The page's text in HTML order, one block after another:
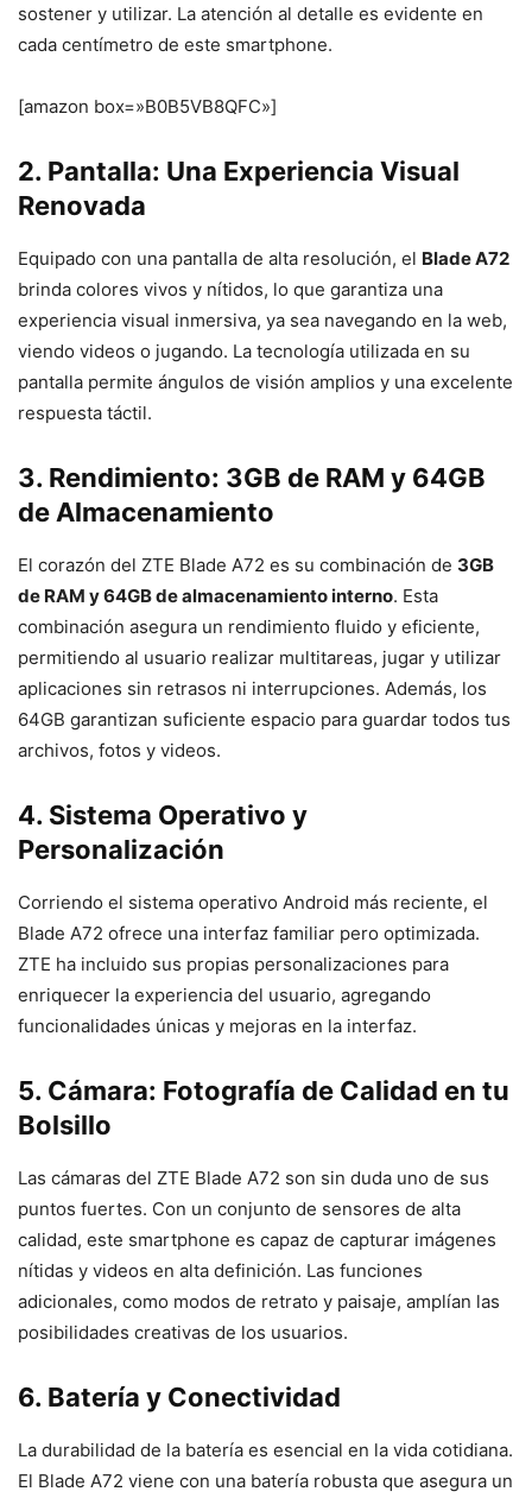
sostener y utilizar. La atención al detalle es evidente en
cada centímetro de este smartphone.
[amazon box=»B0B5VB8QFC»]
2. Pantalla: Una Experiencia Visual
Renovada
Equipado con una pantalla de alta resolución, el Blade A72
brinda colores vivos y nítidos, lo que garantiza una
experiencia visual inmersiva, ya sea navegando en la web,
viendo videos o jugando. La tecnología utilizada en su
pantalla permite ángulos de visión amplios y una excelente
respuesta táctil.
3. Rendimiento: 3GB de RAM y 64GB
de Almacenamiento
El corazón del ZTE Blade A72 es su combinación de 3GB
de RAM y 64GB de almacenamiento interno. Esta
combinación asegura un rendimiento fluido y eficiente,
permitiendo al usuario realizar multitareas, jugar y utilizar
aplicaciones sin retrasos ni interrupciones. Además, los
64GB garantizan suficiente espacio para guardar todos tus
archivos, fotos y videos.
4. Sistema Operativo y
Personalización
Corriendo el sistema operativo Android más reciente, el
Blade A72 ofrece una interfaz familiar pero optimizada.
ZTE ha incluido sus propias personalizaciones para
enriquecer la experiencia del usuario, agregando
funcionalidades únicas y mejoras en la interfaz.
5. Cámara: Fotografía de Calidad en tu
Bolsillo
Las cámaras del ZTE Blade A72 son sin duda uno de sus
puntos fuertes. Con un conjunto de sensores de alta
calidad, este smartphone es capaz de capturar imágenes
nítidas y videos en alta definición. Las funciones
adicionales, como modos de retrato y paisaje, amplían las
posibilidades creativas de los usuarios.
6. Batería y Conectividad
La durabilidad de la batería es esencial en la vida cotidiana.
El Blade A72 viene con una batería robusta que asegura un